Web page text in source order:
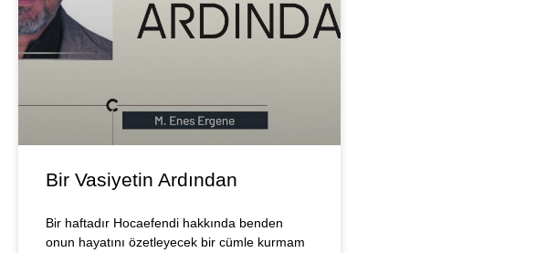
Bir Vasiyetin Ardından
Bir haftadır Hocaefendi hakkında benden
onun hayatını özetleyecek bir cümle kurmam